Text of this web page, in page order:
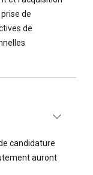
de
de
candidature
auront